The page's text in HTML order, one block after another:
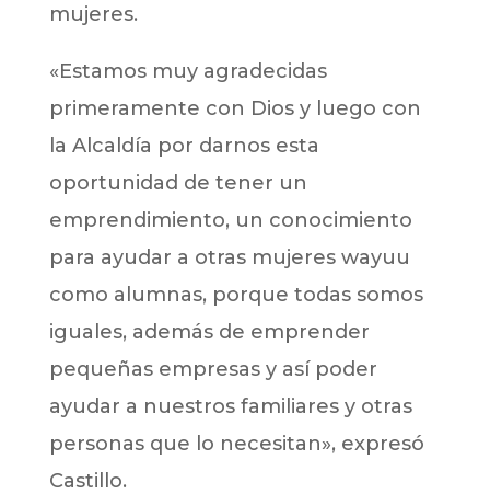
mujeres.
«Estamos muy agradecidas
primeramente con Dios y luego con
la Alcaldía por darnos esta
oportunidad de tener un
emprendimiento, un conocimiento
para ayudar a otras mujeres wayuu
como alumnas, porque todas somos
iguales, además de emprender
pequeñas empresas y así poder
ayudar a nuestros familiares y otras
personas que lo necesitan», expresó
Castillo.